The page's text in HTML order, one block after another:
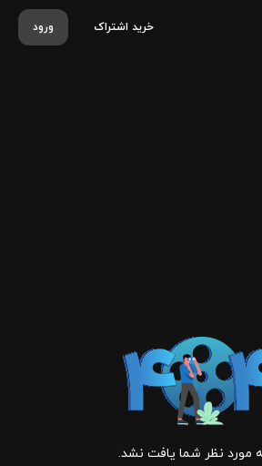
ورود خرید اشتراک
مورد نظر شما یافت نشد.